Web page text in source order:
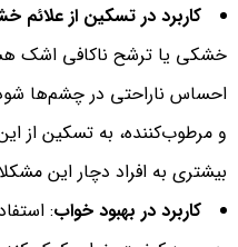
کاربرد در تسکین از
خشکی یا ترشح ناکافی اشک
احساس ناراحتی در چشم‌ها
و مرطوب‌کننده، به تسکین از
بیشتری به افراد دچار این
کاربرد در بهبود خواب: